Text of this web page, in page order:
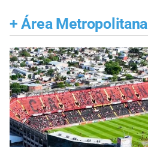
+ Área Metropolitana